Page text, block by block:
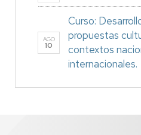
AGO
10
Curso:
propuestas
contextos
internacionales.